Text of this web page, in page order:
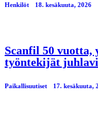
Henkilöt 18. kesäkuuta, 2026
Scanfil 50 vuotta,
työntekijät
Paikallisuutiset 17. kesäkuuta,